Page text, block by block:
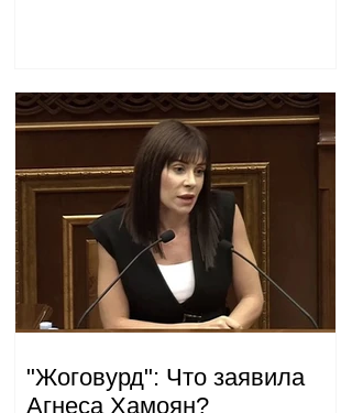
"Жоговурд": Что заявила
Агнеса Хамоян?